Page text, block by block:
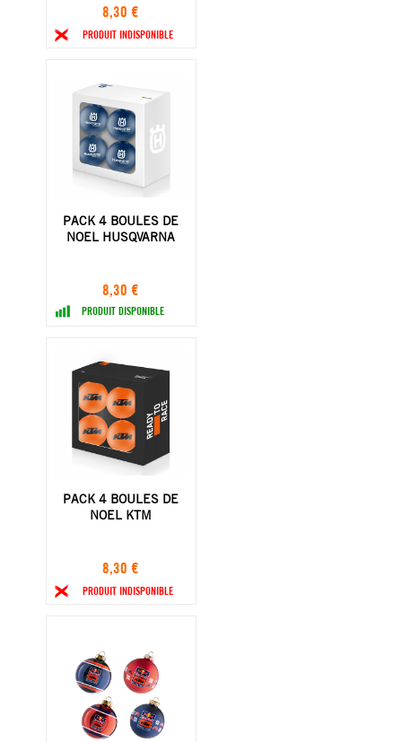
8,30 €
PRODUIT INDISPONIBLE
PACK 4 BOULES DE
NOEL HUSQVARNA
8,30 €
PRODUIT DISPONIBLE
PACK 4 BOULES DE
NOEL KTM
8,30 €
PRODUIT INDISPONIBLE